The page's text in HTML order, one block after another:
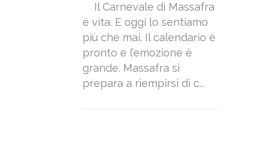
Il Carnevale di Massafra
è vita. E oggi lo sentiamo
più che mai. Il calendario è
pronto e l’emozione è
grande. Massafra si
prepara a riempirsi di c...